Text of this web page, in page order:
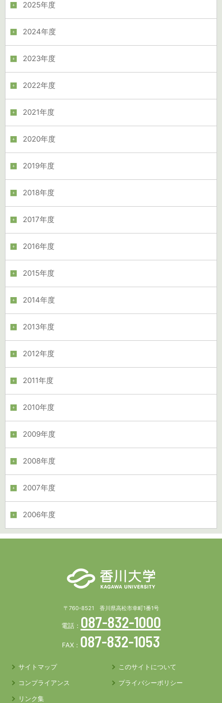
2025年度
2024年度
2023年度
2022年度
2021年度
2020年度
2019年度
2018年度
2017年度
2016年度
2015年度
2014年度
2013年度
2012年度
2011年度
2010年度
2009年度
2008年度
2007年度
2006年度
〒760-8521 香川県高松市幸町1番1号
電話： 087-832-1000
FAX： 087-832-1053
サイトマップ
このサイトについて
コンプライアンス
プライバシーポリシー
リンク集